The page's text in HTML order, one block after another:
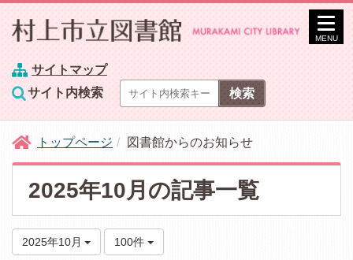
サイトマップ
サイト内検索
MENU
トップページ 図書館からのお知らせ
2025年10月の記事一覧
2025年10月 100件